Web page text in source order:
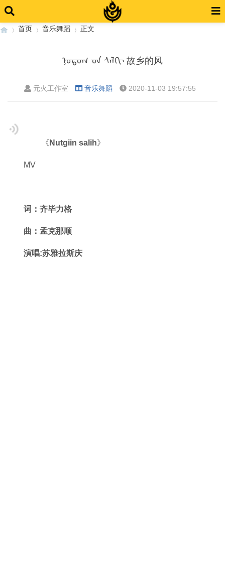
首页 音乐舞蹈 正文
ᠨᠤᠲᠤᠭ ᠊ᠤᠨ ᠰᠠᠯᠬᠢ 故乡的风
元火工作室 音乐舞蹈 2020-11-03 19:57:55
《 Nutgiin salih》
MV
词：齐毕力格
曲：孟克那顺
演唱:苏雅拉斯庆